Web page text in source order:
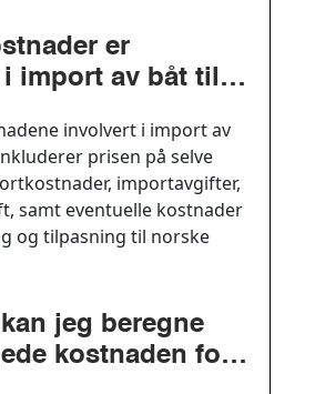
er
import av båt til
involvert i import av
prisen på selve
importavgifter,
samt eventuelle kostnader
og tilpasning til norske
jeg beregne
kostnaden for